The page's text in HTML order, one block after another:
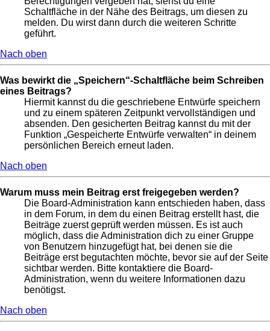
Schaltfläche in der Nähe des Beitrags, um diesen zu
melden. Du wirst dann durch die weiteren Schritte
geführt.
Nach oben
Was bewirkt die „Speichern“-Schaltfläche beim Schreiben
eines Beitrags?
Hiermit kannst du die geschriebene Entwürfe speichern
und zu einem späteren Zeitpunkt vervollständigen und
absenden. Den gesicherten Beitrag kannst du mit der
Funktion „Gespeicherte Entwürfe verwalten“ in deinem
persönlichen Bereich erneut laden.
Nach oben
Warum muss mein Beitrag erst freigegeben werden?
Die Board-Administration kann entschieden haben, dass
in dem Forum, in dem du einen Beitrag erstellt hast, die
Beiträge zuerst geprüft werden müssen. Es ist auch
möglich, dass die Administration dich zu einer Gruppe
von Benutzern hinzugefügt hat, bei denen sie die
Beiträge erst begutachten möchte, bevor sie auf der Seite
sichtbar werden. Bitte kontaktiere die Board-
Administration, wenn du weitere Informationen dazu
benötigst.
Nach oben